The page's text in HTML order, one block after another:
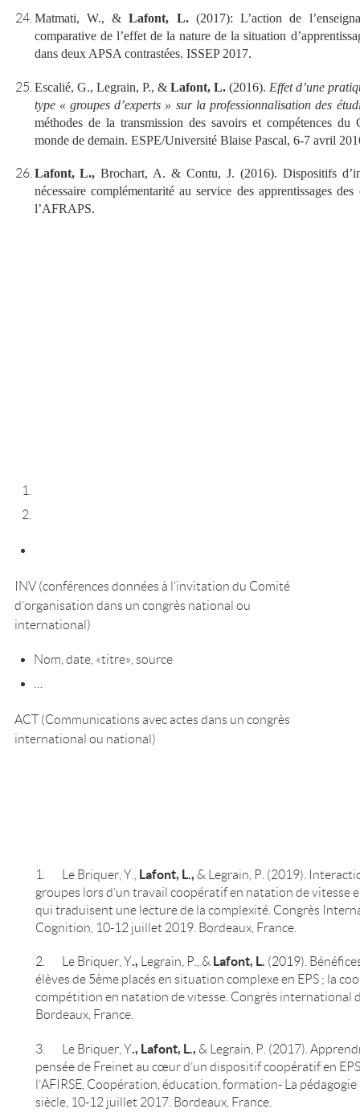
Matmati, W., &Lafont, L.(2017): L’action de
comparative de l’effet de la nature de la situation
dans deux APSA contrastées. ISSEP 2017.
Escalié, G., Legrain, P., & Lafont, L.(2016). Effet d’une
type « groupes d’experts » sur la professionnalisation des
méthodes de la transmission des savoirs et compétences
monde de demain. ESPE/Université Blaise Pascal, 6-7 avril
Lafont, L., Brochart, A. & Contu, J. (2016). Dispositifs
nécessaire complémentarité au service des apprentissages
l’AFRAPS.
INV (conférences données à l’invitation du Comité
d’organisation dans un congrès national ou
international)
Nom, date, «titre», source
ACT (Communications avec actes dans un congrès
international ou national)
1. Le Briquer, Y., Lafont, L., & Legrain, P. (2019).
groupes lors d’un travail coopératif en natation de vitesse
qui traduisent une lecture de la complexité. Congrès
Cognition, 10-12 juillet 2019. Bordeaux, France.
2. Le Briquer, Y., Legrain, P., & Lafont, L. (2019).
élèves de 5ème placés en situation complexe en EPS ; la
compétition en natation de vitesse. Congrès international
Bordeaux, France.
3. Le Briquer, Y., Lafont, L., & Legrain, P. (2017).
pensée de Freinet au cœur d’un dispositif coopératif en
l’AFIRSE, Coopération, éducation, formation- La
siècle, 10-12 juillet 2017. Bordeaux, France.